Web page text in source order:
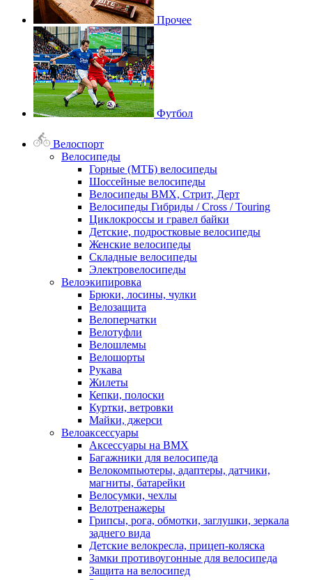
Прочее
Футбол
Велоспорт
Велосипеды
Горные (МТБ) велосипеды
Шоссейные велосипеды
Велосипеды BMX, Стрит, Дерт
Велосипеды Гибриды / Cross / Touring
Циклокроссы и гравел байки
Детские, подростковые велосипеды
Женские велосипеды
Складные велосипеды
Электровелосипеды
Велоэкипировка
Брюки, лосины, чулки
Велозащита
Велоперчатки
Велотуфли
Велошлемы
Велошорты
Рукава
Жилеты
Кепки, полоски
Куртки, ветровки
Майки, джерси
Велоаксессуары
Аксессуары на BMX
Багажники для велосипеда
Велокомпьютеры, адаптеры, датчики,
магниты, батарейки
Велосумки, чехлы
Велотренажеры
Грипсы, рога, обмотки, заглушки, зеркала
заднего вида
Детские велокресла, прицеп-коляска
Замки противоугонные для велосипеда
Защита на велосипед